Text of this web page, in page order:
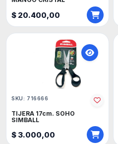
$ 20.400,00
SKU: 716666
TIJERA 17cm. SOHO
SIMBALL
$ 3.000,00